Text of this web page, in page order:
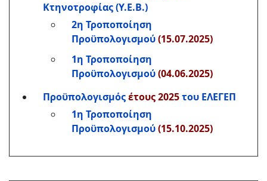
Κτηνοτροφίας (Υ.Ε.Β.)
2η Τροποποίηση
Προϋπολογισμού(15.07.2025)
1η Τροποποίηση
Προϋπολογισμού(04.06.2025)
Προϋπολογισμόςέτους 2025του ΕΛΕΓΕΠ
1η Τροποποίηση
Προϋπολογισμού(15.10.2025)